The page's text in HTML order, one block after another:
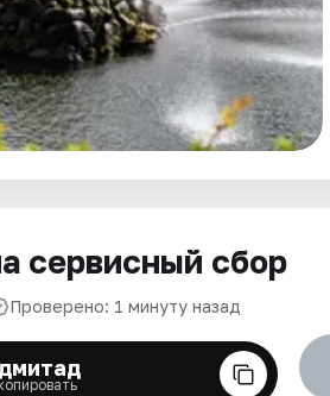
сервисный сбор
Проверено: 1 минуту назад